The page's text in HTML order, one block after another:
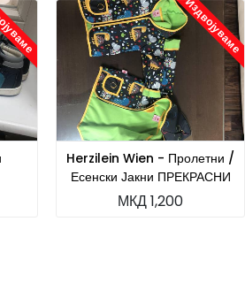
Издвојуваме
Herzilein Wien - Пролетни /
Есенски Јакни ПРЕКРАСНИ
МКД 1,200